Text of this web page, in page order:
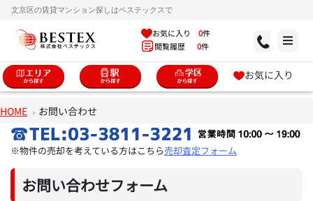
文京区の賃貸マンション探しはベステックスで
お気に入り 0件
閲覧履歴 0件
お気に入り
HOME お問い合わせ
※物件の売却を考えている方はこちら売却査定フォーム
お問い合わせフォーム